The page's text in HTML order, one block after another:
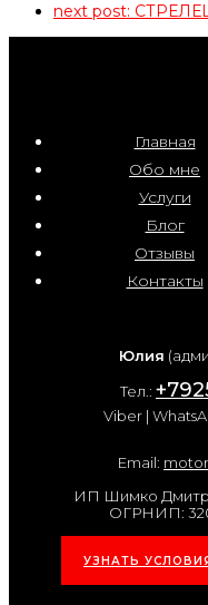
next post:
Главная
Обо мне
Услуги
Блог
Отзывы
Контакты
Юлия
Тел.:
Viber |
Email:
ИП Шимко
ОГРНИП:
УЗНАТЬ